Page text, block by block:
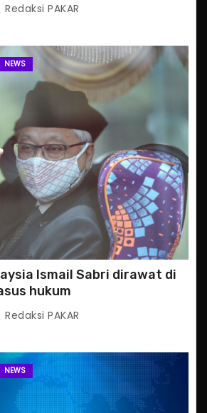
Redaksi PAKAR
NEWS
Ismail Sabri dirawat di
hukum
Redaksi PAKAR
NEWS